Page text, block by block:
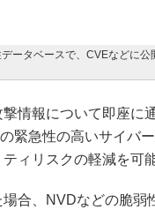
ータベースで、CVEなどに公
情報について即座に
緊急性の高いサイバ
ィリスクの軽減を可
合、NVDなどの脆弱